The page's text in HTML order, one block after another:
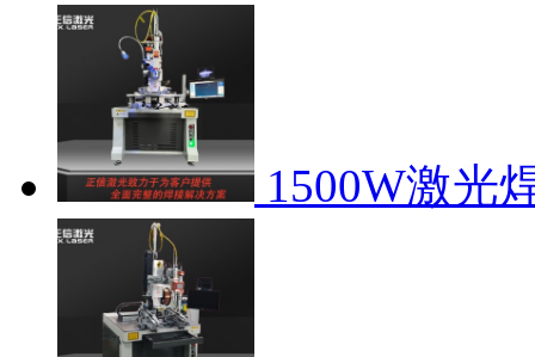
1500W激光